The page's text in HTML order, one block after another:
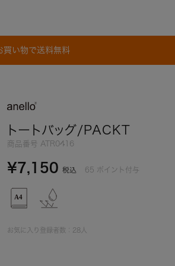
買い物で送料無料
トートバッグ/PACKT
商品番号 ATR0416
¥7,150 税込 65 ポイント付与
お気に入り登録者数： 28 人